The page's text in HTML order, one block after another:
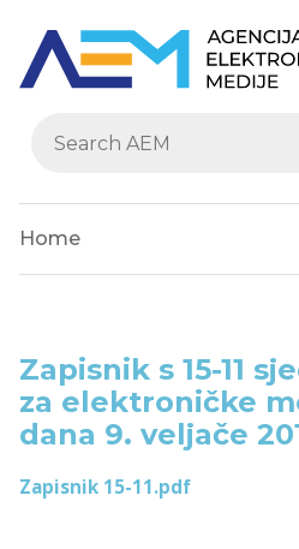
Home
Zapisnik s 15-11
za elektroničke
dana 9. veljače
Zapisnik 15-11.pdf